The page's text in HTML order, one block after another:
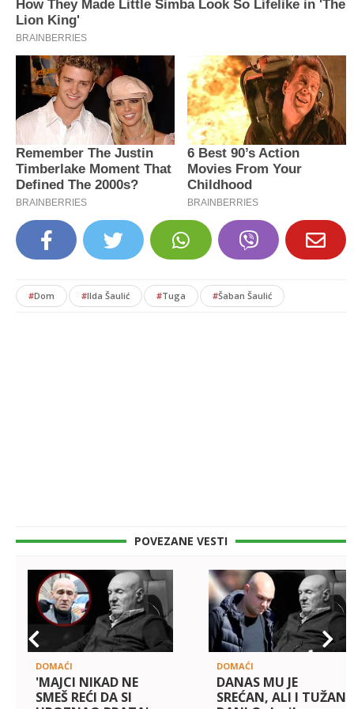
#Dom #Ilda Šaulić #Tuga #Šaban Šaulić
POVEZANE VESTI
DOMAĆI
'MAJCI NIKAD NE
SMEŠ REĆI DA SI
DOMAĆI
DANAS MU JE
SREĆAN, ALI I TUŽAN